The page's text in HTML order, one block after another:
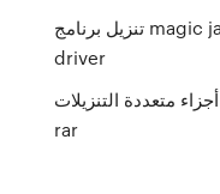
تنزيل برنامج magic jack
driver
أجزاء متعددة التنزيلات iso
rar